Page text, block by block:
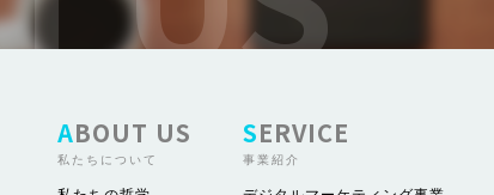
ABOUT US
私たちについて
SERVICE
事業紹介